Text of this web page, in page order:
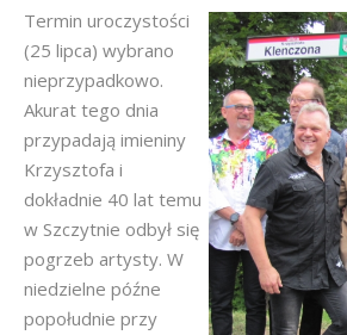
Termin uroczystości
(25 lipca) wybrano
nieprzypadkowo.
Akurat tego dnia
przypadają imieniny
Krzysztofa i
dokładnie 40 lat temu
w Szczytnie odbył się
pogrzeb artysty. W
niedzielne późne
popołudnie przy